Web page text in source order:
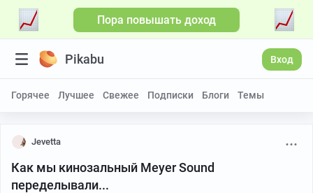
Пора повышать доход
Pikabu Вход
Горячее Лучшее Свежее Подписки Блоги Темы
Jevetta
Как мы кинозальный Meyer Sound
переделывали...